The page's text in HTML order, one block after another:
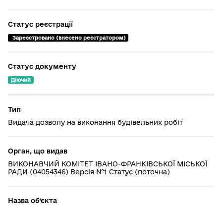
Статус реєстрації
Зареєстровано (внесено реєстратором)
Статус документу
Діючий
Тип
Видача дозволу на виконання будівельних робіт
Орган, що видав
ВИКОНАВЧИЙ КОМІТЕТ ІВАНО-ФРАНКІВСЬКОЇ МІСЬКОЇ
РАДИ (04054346) Версія №1 Статус (поточна)
Назва об’єкта